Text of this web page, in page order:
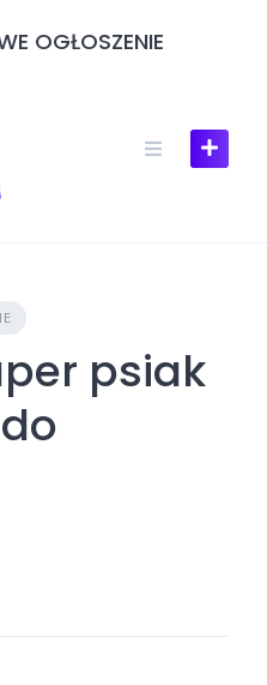
OGŁOSZENIE
psiak